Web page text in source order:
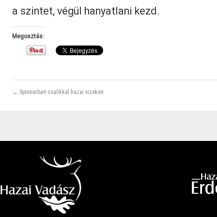
a szintet, végül hanyatlani kezd.
Megosztás:
← Spinnerbait csalikkal hazai vizeken